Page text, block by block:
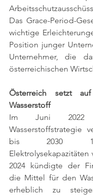
Das Grace-Period-
wichtige
Position junger
Unternehmer, die
österreichischen
Österreich setzt auf
Wasserstoff
Im Juni 2022
Wasserstoffstrategie
bis 2030 1
Elektrolysekapazitäten
2024 kündigte der
die Mittel für den
erheblich zu